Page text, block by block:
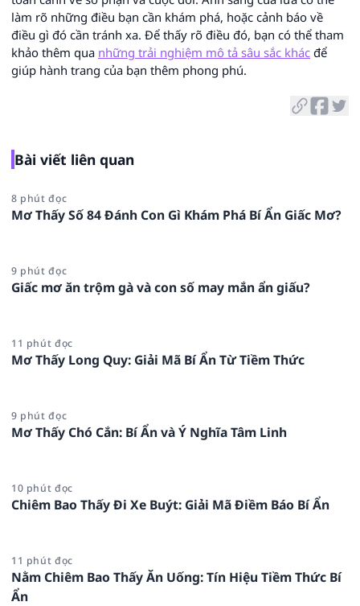
làm rõ những điều bạn cần khám phá, hoặc cảnh báo về
điều gì đó cần tránh xa. Để thấy rõ điều đó, bạn có thể tham
khảo thêm qua những trải nghiệm mô tả sâu sắc khác để
giúp hành trang của bạn thêm phong phú.
Bài viết liên quan
8 phút đọc
Mơ Thấy Số 84 Đánh Con Gì Khám Phá Bí Ẩn Giấc Mơ?
9 phút đọc
Giấc mơ ăn trộm gà và con số may mắn ẩn giấu?
11 phút đọc
Mơ Thấy Long Quy: Giải Mã Bí Ẩn Từ Tiềm Thức
9 phút đọc
Mơ Thấy Chó Cắn: Bí Ẩn và Ý Nghĩa Tâm Linh
10 phút đọc
Chiêm Bao Thấy Đi Xe Buýt: Giải Mã Điềm Báo Bí Ẩn
11 phút đọc
Nằm Chiêm Bao Thấy Ăn Uống: Tín Hiệu Tiềm Thức Bí
Ẩn